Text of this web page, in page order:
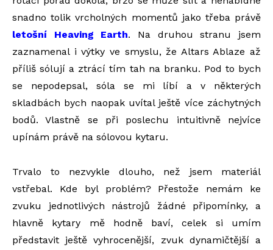
snadno tolik vrcholných momentů jako třeba právě
letošní Heaving Earth. Na druhou stranu jsem
zaznamenal i výtky ve smyslu, že Altars Ablaze až
příliš sólují a ztrácí tím tah na branku. Pod to bych
se nepodepsal, sóla se mi líbí a v některých
skladbách bych naopak uvítal ještě více záchytných
bodů. Vlastně se při poslechu intuitivně nejvíce
upínám právě na sólovou kytaru.
Trvalo to nezvykle dlouho, než jsem materiál
vstřebal. Kde byl problém? Přestože nemám ke
zvuku jednotlivých nástrojů žádné připomínky, a
hlavně kytary mě hodně baví, celek si umím
představit ještě vyhrocenější, zvuk dynamičtější a